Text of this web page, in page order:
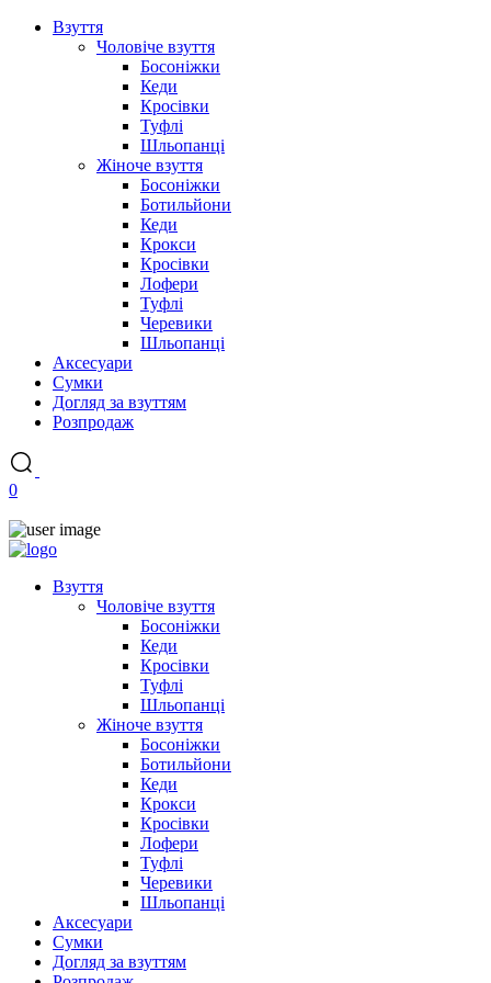
Взуття
Чоловіче взуття
Босоніжки
Кеди
Кросівки
Туфлі
Шльопанці
Жіноче взуття
Босоніжки
Ботильйони
Кеди
Крокси
Кросівки
Лофери
Туфлі
Черевики
Шльопанці
Аксесуари
Сумки
Догляд за взуттям
Розпродаж
0
Взуття
Чоловіче взуття
Босоніжки
Кеди
Кросівки
Туфлі
Шльопанці
Жіноче взуття
Босоніжки
Ботильйони
Кеди
Крокси
Кросівки
Лофери
Туфлі
Черевики
Шльопанці
Аксесуари
Сумки
Догляд за взуттям